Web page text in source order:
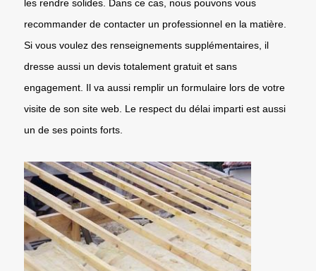
les rendre solides. Dans ce cas, nous pouvons vous
recommander de contacter un professionnel en la matière.
Si vous voulez des renseignements supplémentaires, il
dresse aussi un devis totalement gratuit et sans
engagement. Il va aussi remplir un formulaire lors de votre
visite de son site web. Le respect du délai imparti est aussi
un de ses points forts.